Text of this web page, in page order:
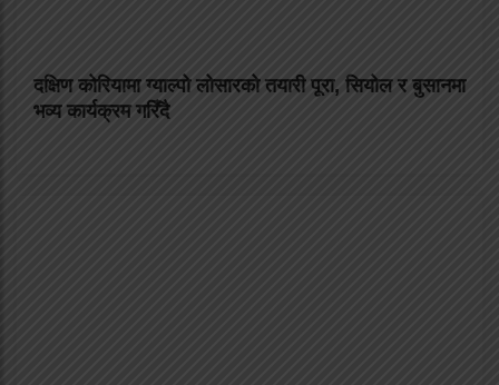
दक्षिण कोरियामा ग्याल्पो लोसारको तयारी पूरा, सियोल र बुसानमा
भव्य कार्यक्रम गरिँदै